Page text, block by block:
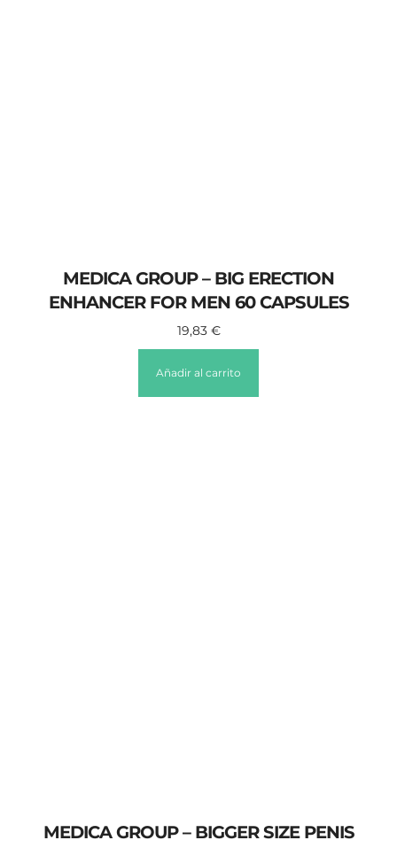
MEDICA GROUP – BIG ERECTION
ENHANCER FOR MEN 60 CAPSULES
19,83 €
Añadir al carrito
MEDICA GROUP – BIGGER SIZE PENIS